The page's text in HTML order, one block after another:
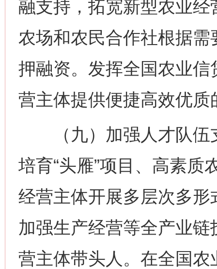
融支持，拓宽新型农业
农场和农民合作社根据
押融资。发挥全国农业
营主体提供便捷高效优质
（九）加强人才队伍
培育“头雁”项目、高素质
经营主体开展多层次多
加强生产经营等全产业
营主体带头人。在全国